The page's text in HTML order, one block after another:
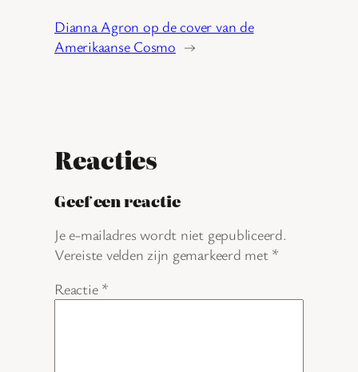
Dianna Agron op de cover van de
Amerikaanse Cosmo →
Reacties
Geef een reactie
Je e-mailadres wordt niet gepubliceerd.
Vereiste velden zijn gemarkeerd met *
Reactie *